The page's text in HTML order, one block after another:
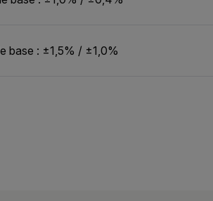
base : ±1,5% / ±1,0%